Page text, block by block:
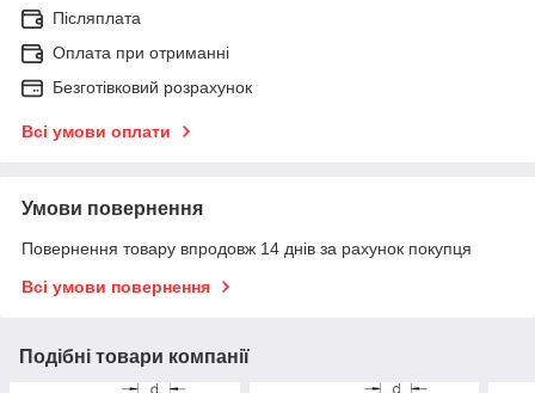
Післяплата
Оплата при отриманні
Безготівковий розрахунок
Всі умови оплати
Умови повернення
Повернення товару впродовж 14 днів за рахунок покупця
Всі умови повернення
Подібні товари компанії